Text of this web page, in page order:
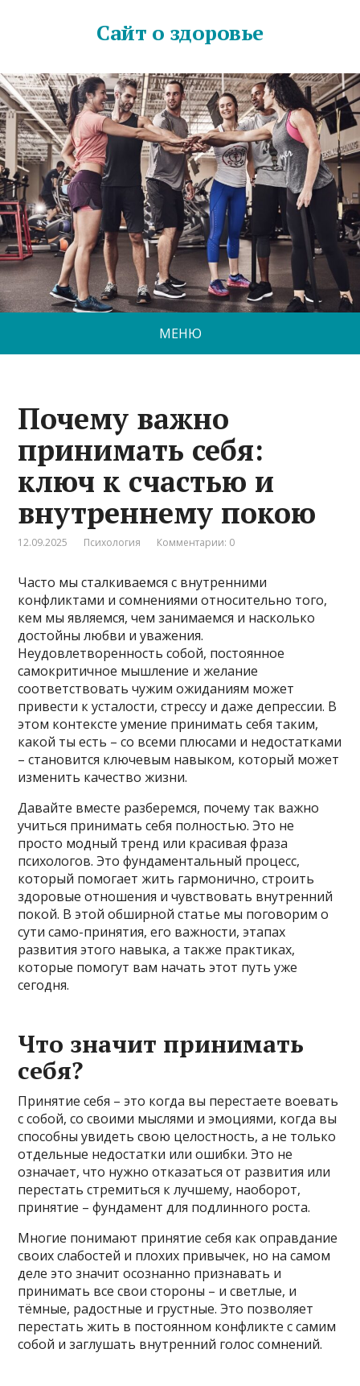
Сайт о здоровье
МЕНЮ
Почему важно
принимать себя:
ключ к счастью и
внутреннему покою
12.09.2025 Психология Комментарии: 0
Часто мы сталкиваемся с внутренними
конфликтами и сомнениями относительно того,
кем мы являемся, чем занимаемся и насколько
достойны любви и уважения.
Неудовлетворенность собой, постоянное
самокритичное мышление и желание
соответствовать чужим ожиданиям может
привести к усталости, стрессу и даже депрессии. В
этом контексте умение принимать себя таким,
какой ты есть – со всеми плюсами и недостатками
– становится ключевым навыком, который может
изменить качество жизни.
Давайте вместе разберемся, почему так важно
учиться принимать себя полностью. Это не
просто модный тренд или красивая фраза
психологов. Это фундаментальный процесс,
который помогает жить гармонично, строить
здоровые отношения и чувствовать внутренний
покой. В этой обширной статье мы поговорим о
сути само-принятия, его важности, этапах
развития этого навыка, а также практиках,
которые помогут вам начать этот путь уже
сегодня.
Что значит принимать
себя?
Принятие себя – это когда вы перестаете воевать
с собой, со своими мыслями и эмоциями, когда вы
способны увидеть свою целостность, а не только
отдельные недостатки или ошибки. Это не
означает, что нужно отказаться от развития или
перестать стремиться к лучшему, наоборот,
принятие – фундамент для подлинного роста.
Многие понимают принятие себя как оправдание
своих слабостей и плохих привычек, но на самом
деле это значит осознанно признавать и
принимать все свои стороны – и светлые, и
тёмные, радостные и грустные. Это позволяет
перестать жить в постоянном конфликте с самим
собой и заглушать внутренний голос сомнений.